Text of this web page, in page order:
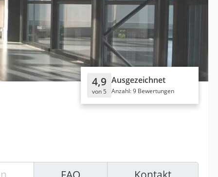
4,9
von 5
Ausgezeichnet
Anzahl: 9 Bewertungen